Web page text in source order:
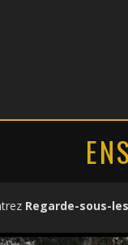
Regarde-sous-